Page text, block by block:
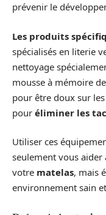
prévenir le
Les produits
spécialisés en literie
nettoyage
mousse à mémoire
pour être doux sur
pour éliminer les
Utiliser ces
seulement vous aider
votre matelas, mais
environnement sain